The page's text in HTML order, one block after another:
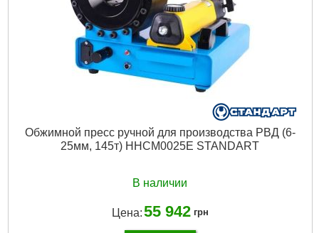
1050 мм
Минимальный диаметр обжатия: 6 мм
Максимальный диаметр обжатия: 51 мм
Подробнее...
Обжимной пресс ручной для производства РВД (6-
25мм, 145т) HHCM0025E STANDART
В наличии
Цена:55 942 грн